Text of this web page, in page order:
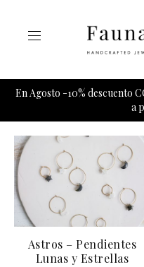
En Agosto -10% descuento
a
Astros – Pendientes
Lunas y Estrellas